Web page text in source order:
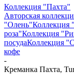
Коллекция "Пахта"
Авторская
"Олень"Коллекция
роза"Коллекция
посудаКоллекция
кофе
-
Креманка Пахта,